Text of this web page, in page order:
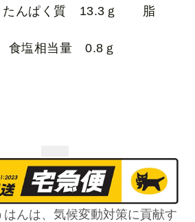
んぱく質 13.3ｇ 脂
塩相当量 0.8ｇ
んは、気候変動対策に貢献す